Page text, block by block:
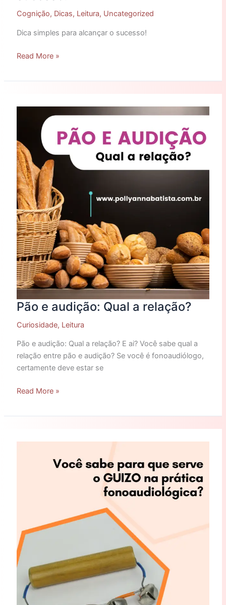
Cognição, Dicas, Leitura, Uncategorized
Dica simples para alcançar o sucesso!
Read More »
Pão e audição: Qual a relação?
Curiosidade, Leitura
Pão e audição: Qual a relação? E ai? Você sabe qual a
relação entre pão e audição? Se você é fonoaudiólogo,
certamente deve estar se
audição:
a
relação?
Read More »
prática
fonoaudiológica?